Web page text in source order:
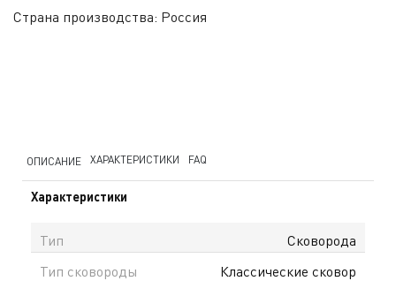
Страна производства: Россия
ОПИСАНИЕ ХАРАКТЕРИСТИКИ FAQ
Характеристики
Тип
Сковорода
Тип сковороды
Классические сковор